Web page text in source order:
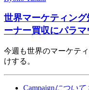
世界マーケティン
ーナー買収にパラ
今週も世界のマーケテ
けする。
Campaignについて